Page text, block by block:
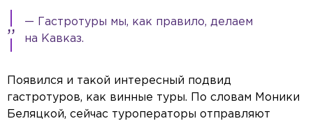
— Гастротуры мы, как правило, делаем
на Кавказ.
Появился и такой интересный подвид
гастротуров, как винные туры. По словам Моники
Беляцкой, сейчас туроператоры отправляют